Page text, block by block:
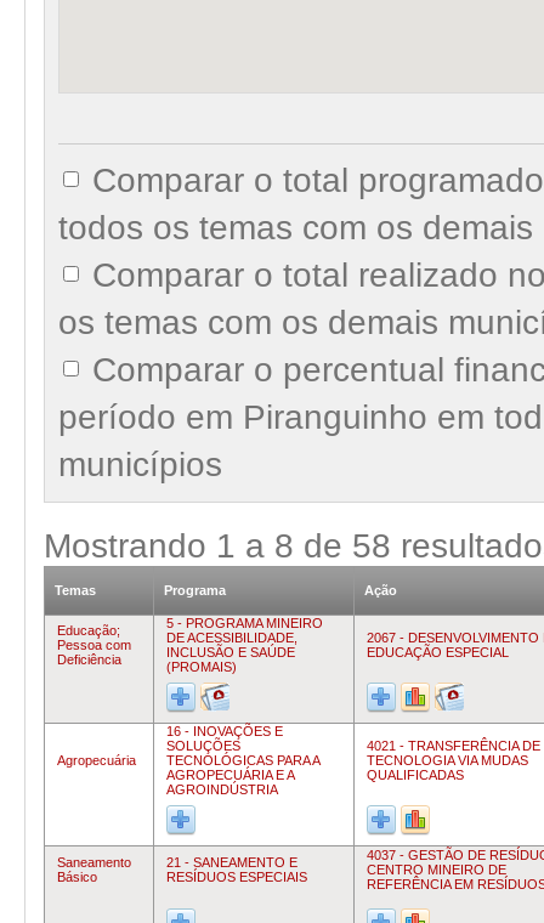
Comparar o total
todos os temas com os
Comparar o total realizado
os temas com os demais
Comparar o percentual
período em Piranguinho em
municípios
Mostrando 1 a 8 de 58
Temas Programa Ação
Educação;
Pessoa com
Deficiência
5 - PROGRAMA MINEIRO
DE ACESSIBILIDADE,
INCLUSÃO E SAÚDE
(PROMAIS)
2067 - DESENVOLVIMENTO
EDUCAÇÃO ESPECIAL
Agropecuária
16 - INOVAÇÕES E
SOLUÇÕES
TECNOLÓGICAS PARA A
AGROPECUÁRIA E A
AGROINDÚSTRIA
4021 - TRANSFERÊNCIA DE
TECNOLOGIA VIA MUDAS
QUALIFICADAS
Saneamento
Básico
21 - SANEAMENTO E
RESÍDUOS ESPECIAIS
4037 - GESTÃO DE
CENTRO MINEIRO DE
REFERÊNCIA EM